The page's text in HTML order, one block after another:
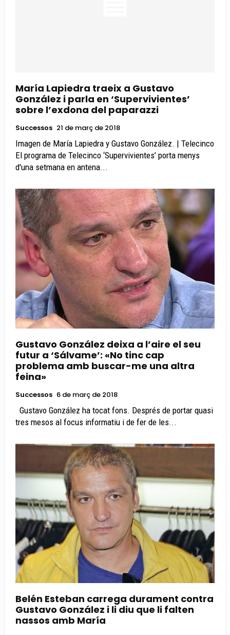
María Lapiedra traeix a Gustavo
González i parla en ‘Supervivientes’
sobre l’exdona del paparazzi
Successos 21 de març de 2018
Imagen de María Lapiedra y Gustavo González. | Telecinco
El programa de Telecinco ‘Supervivientes’ porta menys
d'una setmana en antena...
Gustavo González deixa a l’aire el seu
futur a ‘Sálvame’: «No tinc cap
problema amb buscar-me una altra
feina»
Successos 6 de març de 2018
tres mesos al focus informatiu i de fer de les...
Belén Esteban carrega durament contra
Gustavo González i li diu que li falten
nassos amb María